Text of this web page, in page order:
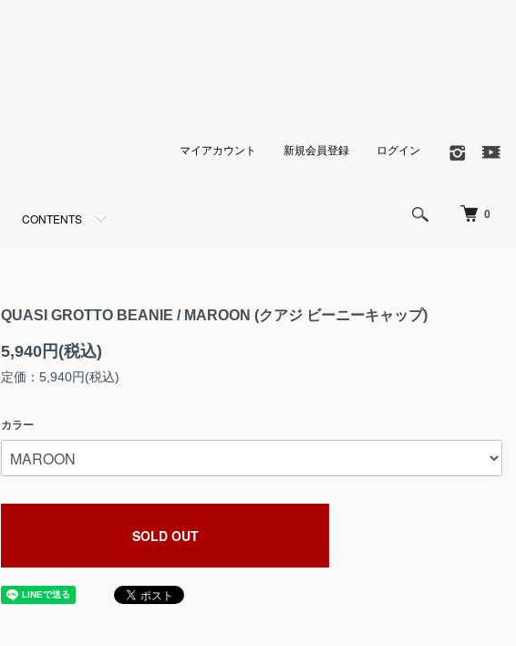
0
CONTENTS
マイアカウント 新規会員登録 ログイン
QUASI GROTTO BEANIE / MAROON (クアジ ビーニーキャップ)
5,940円(税込)
定価：5,940円(税込)
カラー
SOLD OUT